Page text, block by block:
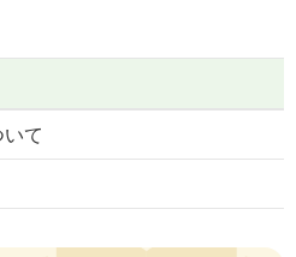
ド
ァンド」都道府県事業報告集
ァンド」公募事業採択決定し
て